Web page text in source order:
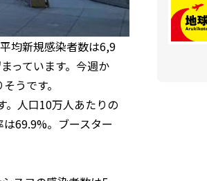
均新規感染者数は6,9
っています。今週か
うです。
。人口10万人あたりの
69.9%。ブースター